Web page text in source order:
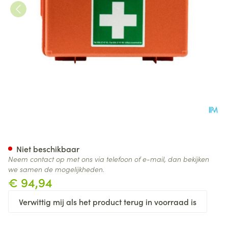
€ 94,94
Verwittig mij als het product terug in voorraad is
Niet beschikbaar
Neem contact op met ons via telefoon of e-mail, dan bekijken
we samen de mogelijkheden.